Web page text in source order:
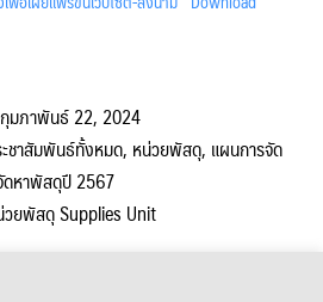
กุมภาพันธ์ 22, 2024
ชาสัมพันธ์ทั้งหมด, หน่วยพัสดุ, แผนการจัด
ดหาพัสดุปี 2567
ยพัสดุ Supplies Unit